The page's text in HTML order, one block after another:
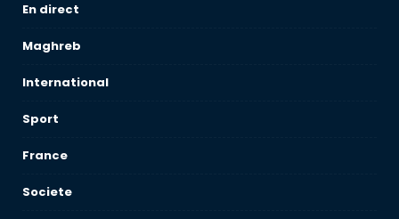
En direct
Maghreb
International
Sport
France
Societe